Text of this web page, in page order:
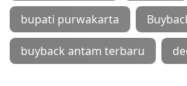
bupati purwakarta
buyback antam terbaru